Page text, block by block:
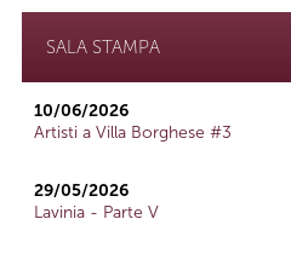
SALA STAMPA
10/06/2026
Artisti a Villa Borghese #3
29/05/2026
Lavinia - Parte V